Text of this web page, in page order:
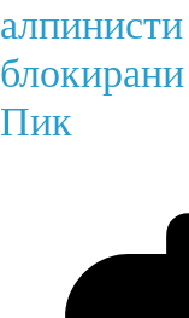
алпинисти
Пик